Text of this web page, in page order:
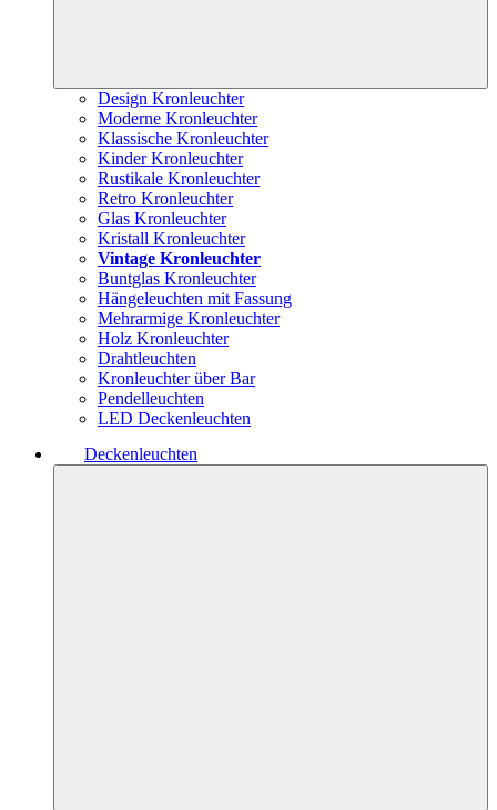
Design Kronleuchter
Moderne Kronleuchter
Klassische Kronleuchter
Kinder Kronleuchter
Rustikale Kronleuchter
Retro Kronleuchter
Glas Kronleuchter
Kristall Kronleuchter
Vintage Kronleuchter
Buntglas Kronleuchter
Hängeleuchten mit Fassung
Mehrarmige Kronleuchter
Holz Kronleuchter
Drahtleuchten
Kronleuchter über Bar
Pendelleuchten
LED Deckenleuchten
Deckenleuchten